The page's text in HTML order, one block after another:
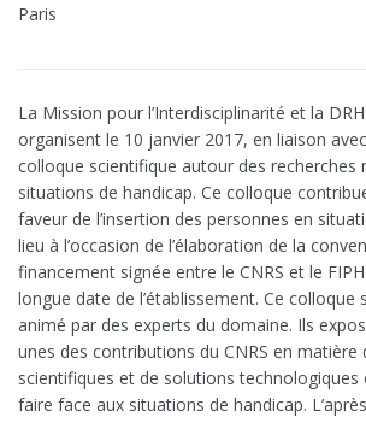
Paris
La Mission pour l’Interdisciplinarité et la
organisent le 10 janvier 2017, en liaison
colloque scientifique autour des recherches
situations de handicap. Ce colloque
faveur de l’insertion des personnes en
lieu à l’occasion de l’élaboration de la
financement signée entre le CNRS et le
longue date de l’établissement. Ce colloque
animé par des experts du domaine. Ils
unes des contributions du CNRS en matière
scientifiques et de solutions technologiques
faire face aux situations de handicap.